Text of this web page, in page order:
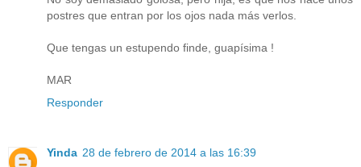
postres que entran por los ojos nada más verlos.
Que tengas un estupendo finde, guapísima !
MAR
Responder
Yinda 28 de febrero de 2014 a las 16:39